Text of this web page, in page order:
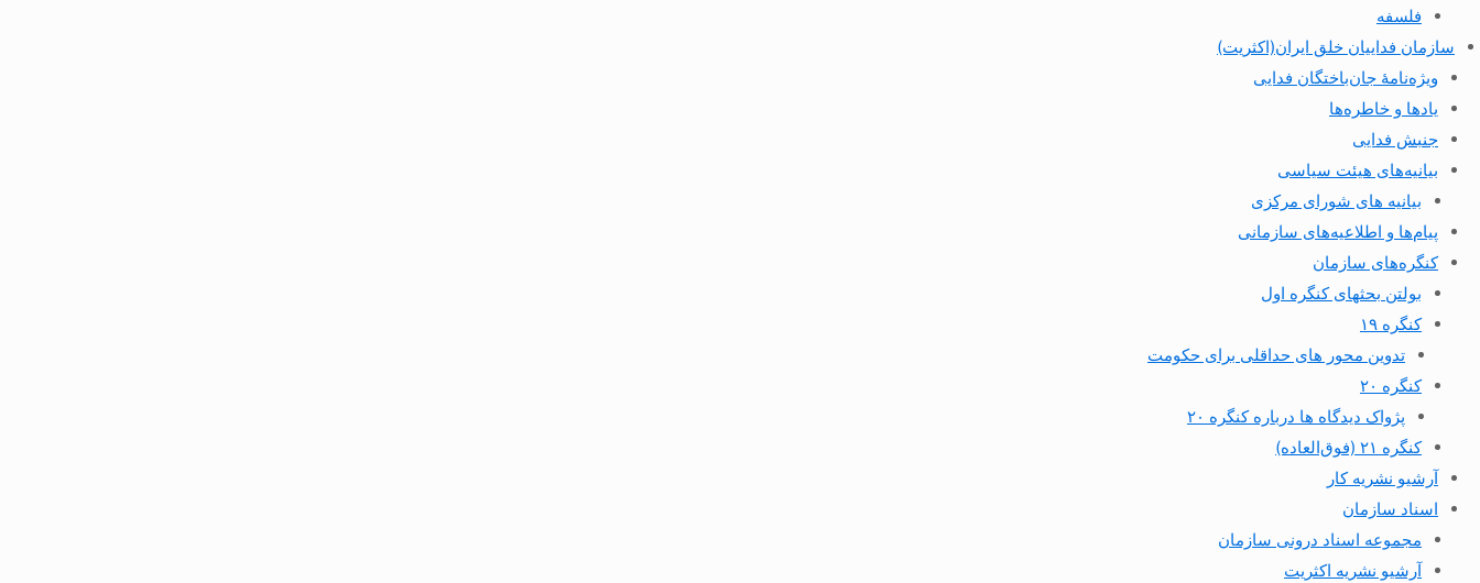
فلسفه
سازمان فداییان خلق ایران(اکثریت)
ویژه‌نامهٔ جان‌باختگان فدایی
یادها و خاطره‌ها
جنبش فدایی
بیانیه‌های هیئت سیاسی
بیانیه های شورای مرکزی
پیام‌ها و اطلاعیه‌های سازمانی
کنگره‌های سازمان
بولتن بحثهای کنگره اول
کنگره ۱۹
تدوین محور های حداقلی برای حکومت
کنگره ۲۰
پژواک دیدگاه ها درباره کنگره ۲۰
کنگره ۲۱ (فوق‌العاده)
آرشیو نشریه کار
اسناد سازمان
مجموعه اسناد درونی سازمان
آرشیو نشریه اکثریت